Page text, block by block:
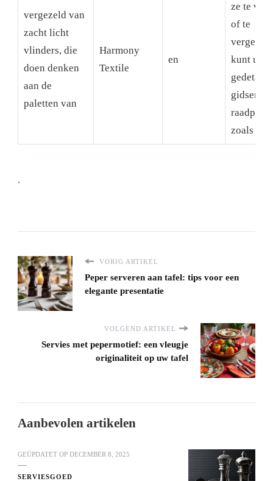
vergezeld van
zacht licht
vlinders, die
doen denken
aan de
paletten van
Harmony
Textile
en
ze te
of te
kunt u
gidsen
zoals
.
VORIG ARTIKEL
Peper serveren aan tafel: tips voor een
elegante presentatie
VOLGEND ARTIKEL
Servies met pepermotief: een vleugje
originaliteit op uw tafel
Aanbevolen artikelen
GEÜPDATET OP DECEMBER 8, 2025
SERVIESGOED